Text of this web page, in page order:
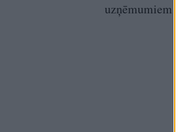
uzņēmumiem līdz